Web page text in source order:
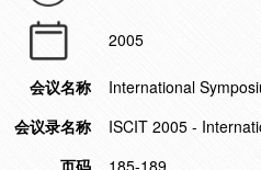
2005
会议名称
International
会议录名称
ISCIT 2005 -
页码
185-189